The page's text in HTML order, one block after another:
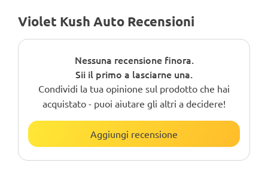
Violet Kush Auto Recensioni
Nessuna recensione finora.
Sii il primo a lasciarne una.
Condividi la tua opinione sul prodotto che hai
acquistato - puoi aiutare gli altri a decidere!
Aggiungi recensione